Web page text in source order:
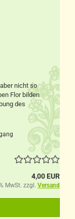
nicht so
Flor bilden
des
4,00 EUR
MwSt. zzgl. Versand